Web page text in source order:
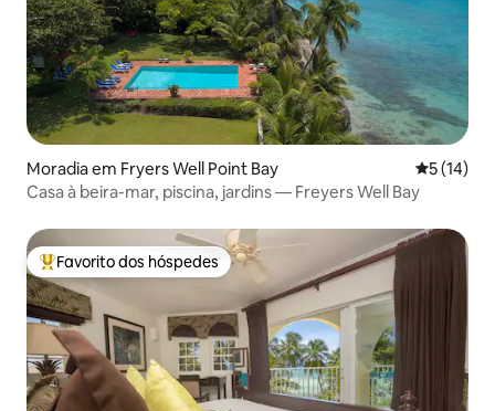
Moradia em Fryers Well Point Bay
5 (14)
Casa à beira-mar, piscina, jardins — Freyers Well Bay
Favoritos dos hóspedes mais apreciados
Favorito dos hóspedes